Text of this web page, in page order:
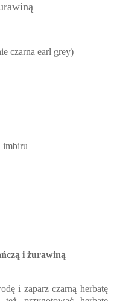
czarna earl grey)
imbiru
i żurawiną
i zaparz czarną herbatę